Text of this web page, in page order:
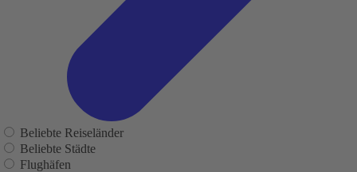
Beliebte Reiseländer
Beliebte Städte
Flughäfen